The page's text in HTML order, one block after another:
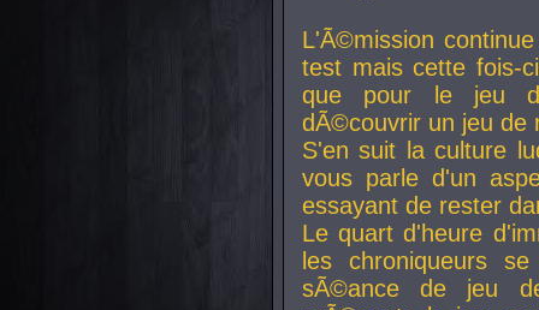
L'Ã©mission
test mais cette fois-
que pour le jeu
dÃ©couvrir un jeu de
S'en suit la culture
vous parle d'un
essayant de rester
Le quart d'heure
les chroniqueurs
sÃ©ance de jeu